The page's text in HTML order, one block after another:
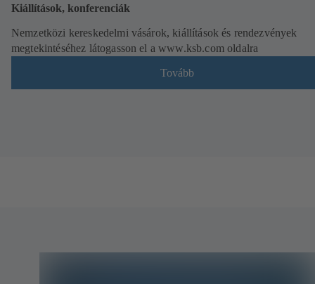
Kiállítások, konferenciák
Nemzetközi kereskedelmi vásárok, kiállítások és rendezvények
megtekintéséhez látogasson el a www.ksb.com oldalra
Tovább